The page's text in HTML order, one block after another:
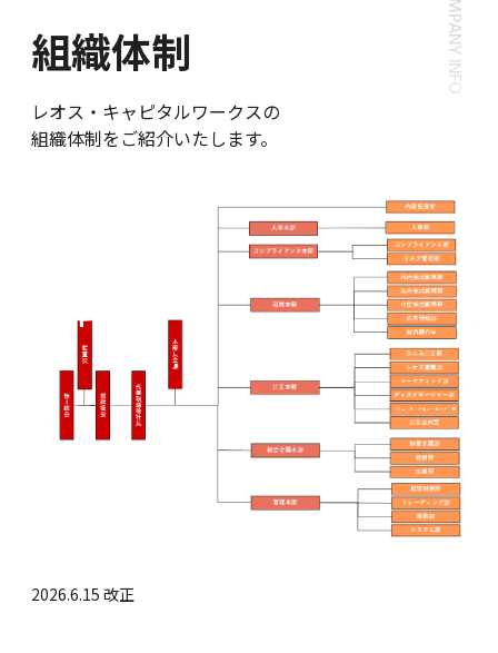
組織体制
レオス・キャピタルワークスの
組織体制をご紹介いたします。
2026.6.15 改正